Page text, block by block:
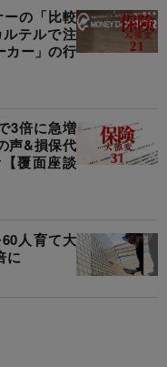
ーの「比較
テルで注
カー」の行
3倍に急増
声&損保代
覆面座談
人育て大
に